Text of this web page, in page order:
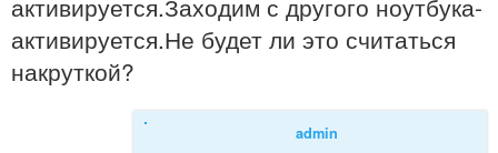
активируется.Заходим с другого ноутбука-
активируется.Не будет ли это считаться
накруткой?
admin